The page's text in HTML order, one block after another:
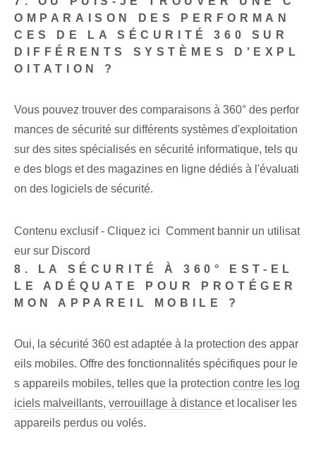
OMPARAISON DES PERFORMAN
CES DE LA SÉCURITÉ 360 SUR
DIFFÉRENTS SYSTÈMES D'EXPL
OITATION ?
Vous pouvez trouver des comparaisons à 360° des perfor
mances de sécurité sur différents systèmes d'exploitation
sur des sites spécialisés en sécurité informatique, tels qu
e des blogs et des magazines en ligne dédiés à l'évaluati
on des logiciels de sécurité.
Contenu exclusif - Cliquez ici Comment bannir un utilisat
eur sur Discord
8. LA SÉCURITÉ À 360° EST-EL
LE ADÉQUATE POUR PROTÉGER
MON APPAREIL MOBILE ?
Oui, la sécurité 360 est adaptée à la protection des appar
eils mobiles. Offre des fonctionnalités spécifiques pour le
s appareils mobiles, telles que la protection contre les log
iciels malveillants, verrouillage à distance et localiser les
appareils perdus ou volés.